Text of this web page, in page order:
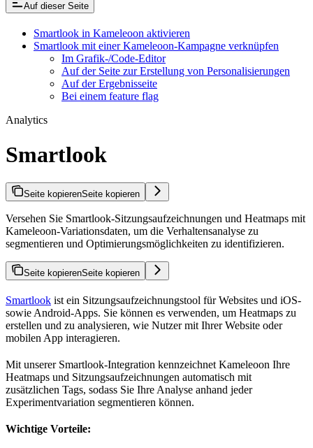
Auf dieser Seite
Smartlook in Kameleoon aktivieren
Smartlook mit einer Kameleoon-Kampagne verknüpfen
Im Grafik-/Code-Editor
Auf der Seite zur Erstellung von Personalisierungen
Auf der Ergebnisseite
Bei einem feature flag
Analytics
Smartlook
Seite kopierenSeite kopieren
Versehen Sie Smartlook-Sitzungsaufzeichnungen und Heatmaps mit
Kameleoon-Variationsdaten, um die Verhaltensanalyse zu
segmentieren und Optimierungsmöglichkeiten zu identifizieren.
Seite kopierenSeite kopieren
Smartlook ist ein Sitzungsaufzeichnungstool für Websites und iOS-
sowie Android-Apps. Sie können es verwenden, um Heatmaps zu
erstellen und zu analysieren, wie Nutzer mit Ihrer Website oder
mobilen App interagieren.
Mit unserer Smartlook-Integration kennzeichnet Kameleoon Ihre
Heatmaps und Sitzungsaufzeichnungen automatisch mit
zusätzlichen Tags, sodass Sie Ihre Analyse anhand jeder
Experimentvariation segmentieren können.
Wichtige Vorteile: